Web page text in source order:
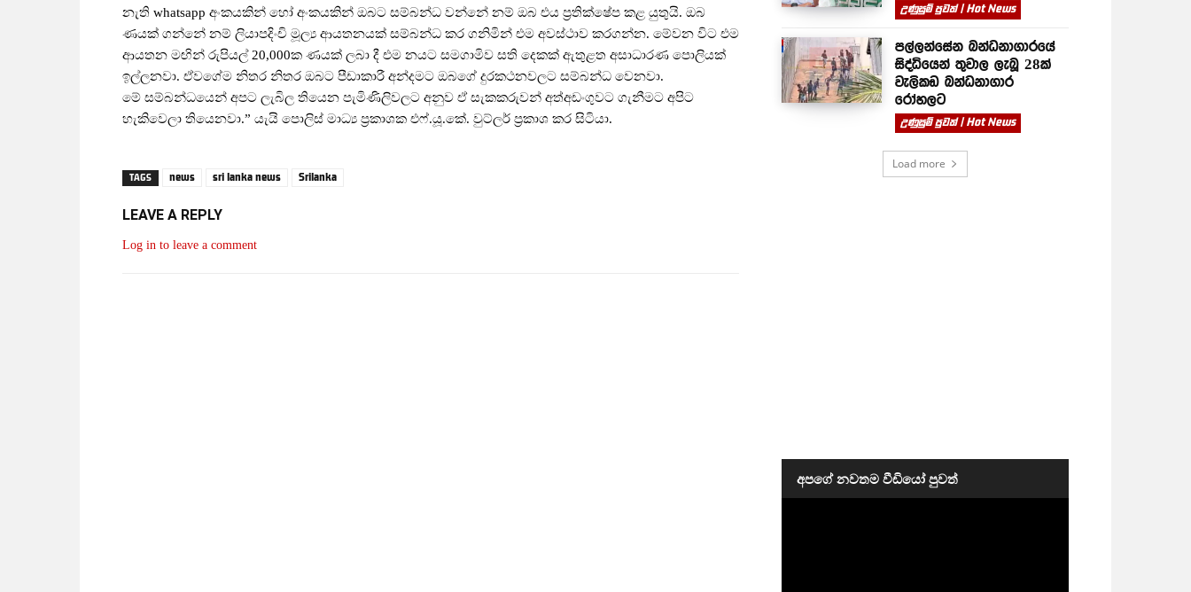
නැති whatsapp අංකයකින් හෝ අංකයකින් ඔබ‍ට සම්බන්ධ වන්නේ නම් ඔබ එය ප්‍රතික්ෂේප කළ යුතුයි. ඔබ
ණයක් ගන්නේ නම් ලියාපදිංචි මූල්‍ය ආයතනයක් සම්බන්ධ කර ගනිමින් එම අවස්ථාව කරගන්න. මේවන විට එම
ආයතන මඟින් රුපියල් 20,000ක ණයක් ලබා දී එම නයට සමගාමිව සති දෙකක් ඇතුළත අසාධාරණ පොලියක්
ඉල්ලනවා. ඒවගේම නිතර නිතර ඔබ‍ට පීඩාකාරී අන්දමට ඔබගේ දුරකථනවලට සම්බන්ධ වෙනවා.
මේ සම්බන්ධයෙන් අප‍ට ලැබිල තියෙන පැමිණිලිවලට අනුව ඒ සැකකරුවන් අත්අඩංගුවට ගැනීමට අපිට
හැකිවෙලා තියෙනවා.” යැයි පොලිස් මාධ්‍ය ප්‍රකාශක එෆ්.යූ.කේ. වුට්ලර් ප්‍රකාශ කර සිටියා.
TAGS news sri lanka news Srilanka
LEAVE A REPLY
Log in to leave a comment
උණුසුම් පුවත් | Hot News
පල්ලන්සේන බන්ධනාගාරයේ
සිද්ධියෙන් තුවාල ලැබූ 28ක්
වැලිකඩ බන්ධනාගාර
රෝහලට
උණුසුම් පුවත් | Hot News
Load more
අපගේ නවතම වීඩියෝ පුවත්